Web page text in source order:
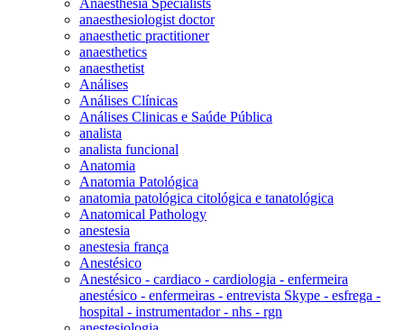
anaesthesiologist doctor
anaesthetic practitioner
anaesthetics
anaesthetist
Análises
Análises Clínicas
Análises Clinicas e Saúde Pública
analista
analista funcional
Anatomia
Anatomia Patológica
anatomia patológica citológica e tanatológica
Anatomical Pathology
anestesia
anestesia frança
Anestésico
Anestésico - cardiaco - cardiologia - enfermeira
anestésico - enfermeiras - entrevista Skype - esfrega -
hospital - instrumentador - nhs - rgn